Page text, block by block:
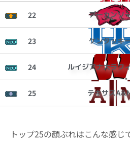
22 アーカンソ
23 ケンタッキ
24 ルイジアナ大ラフ
25 テキサス
トップ25の顔ぶれはこんな感